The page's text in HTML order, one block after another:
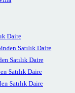
Daire
Satılık Daire
Satılık Daire
Satılık Daire
Satılık Daire